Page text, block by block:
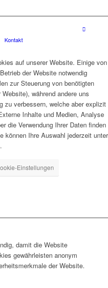
Kontakt
auf unserer Website. Einige von
der Website notwendig
zur Steuerung von benötigten
während andere uns
zu verbessern, welche aber explizit
Inhalte und Medien, Analyse
die Verwendung Ihrer Daten finden
können Ihre Auswahl jederzeit unter
Einstellungen
damit die Website
gewährleisten anonym
der Website.